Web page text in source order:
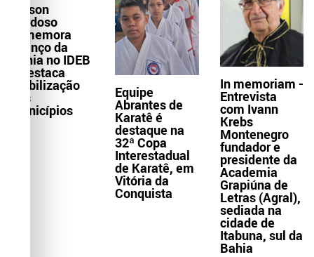
Wilson
Cardoso
comemora
avanço da
Bahia no IDEB
e destaca
mobilização
dos
municípios
Equipe
Abrantes de
Karatê é
destaque na
32ª Copa
Interestadual
de Karatê, em
Vitória da
Conquista
In memoriam -
Entrevista
com Ivann
Krebs
Montenegro
fundador e
presidente da
Academia
Grapiúna de
Letras (Agral),
sediada na
cidade de
Itabuna, sul da
Bahia